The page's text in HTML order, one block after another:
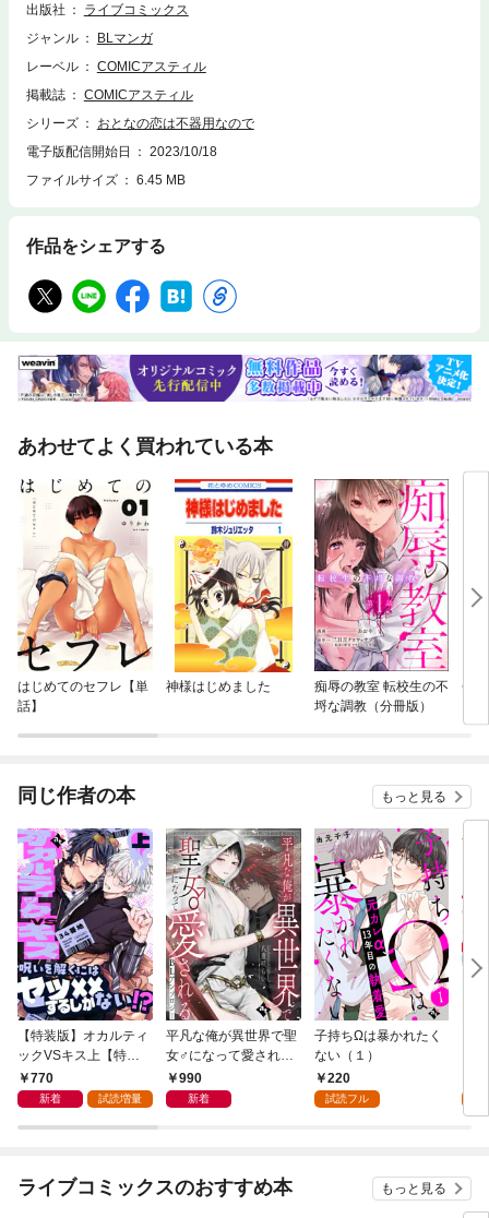
×元ビッチおじさんの凸凹な歳の差ラブ！
出版社
ライブコミックス
ジャンル
BLマンガ
レーベル
COMICアスティル
掲載誌
COMICアスティル
シリーズ
おとなの恋は不器用なので
電子版配信開始日
2023/10/18
ファイルサイズ
6.45 MB
作品をシェアする
あわせてよく買われている本
はじめてのセフレ【単
話】
神様はじめました
痴辱の教室 転校生の不
埒な調教（分冊版）
会
同じ作者の本 もっと見る
【特装版】オカルティ
ックVSキス上【特典
付き】
770
新着 試読増量
平凡な俺が異世界で聖
女♂になって愛される
BLアンソロジー
990
新着
子持ちΩは暴かれたく
ない（１）
220
試読フル
ライブコミックスのおすすめ本 もっと見る